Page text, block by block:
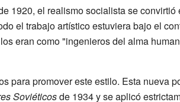
1920, el realismo socialista se
el trabajo artístico estuviera bajo el
eran como "ingenieros del alma
para promover este estilo. Esta nueva
Soviéticosde 1934 y se aplicó